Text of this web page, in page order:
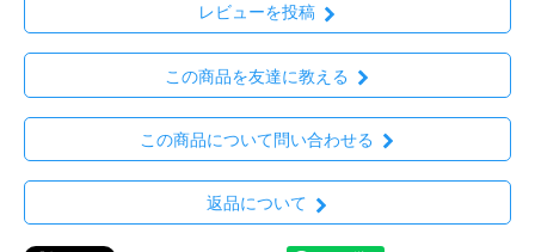
レビューを投稿
この商品を友達に教える
この商品について問い合わせる
返品について